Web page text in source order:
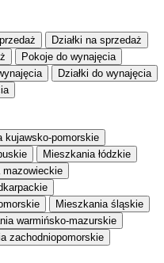
Działki na sprzedaż
Pokoje do wynajęcia
Działki do wynajęcia
kujawsko-pomorskie
Mieszkania łódzkie
mazowieckie
Mieszkania śląskie
warmińsko-mazurskie
zachodniopomorskie